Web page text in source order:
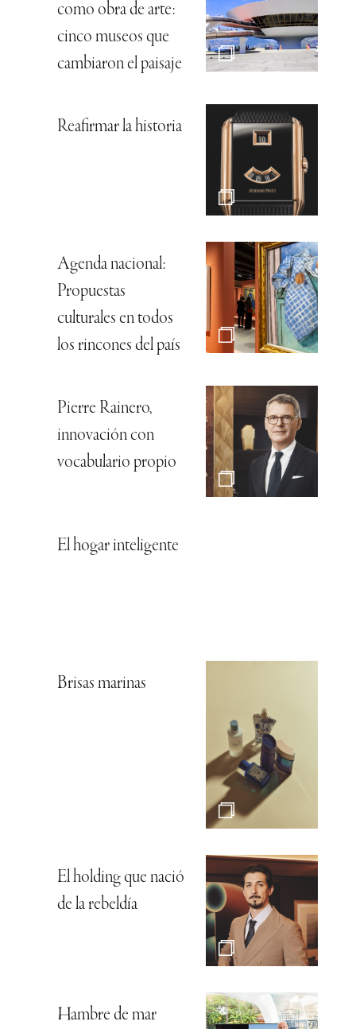
como obra de arte:
cinco museos que
cambiaron el paisaje
Reafirmar la historia
Agenda nacional:
Propuestas
culturales en todos
los rincones del país
Pierre Rainero,
innovación con
vocabulario propio
El hogar inteligente
Brisas marinas
El holding que nació
de la rebeldía
Hambre de mar